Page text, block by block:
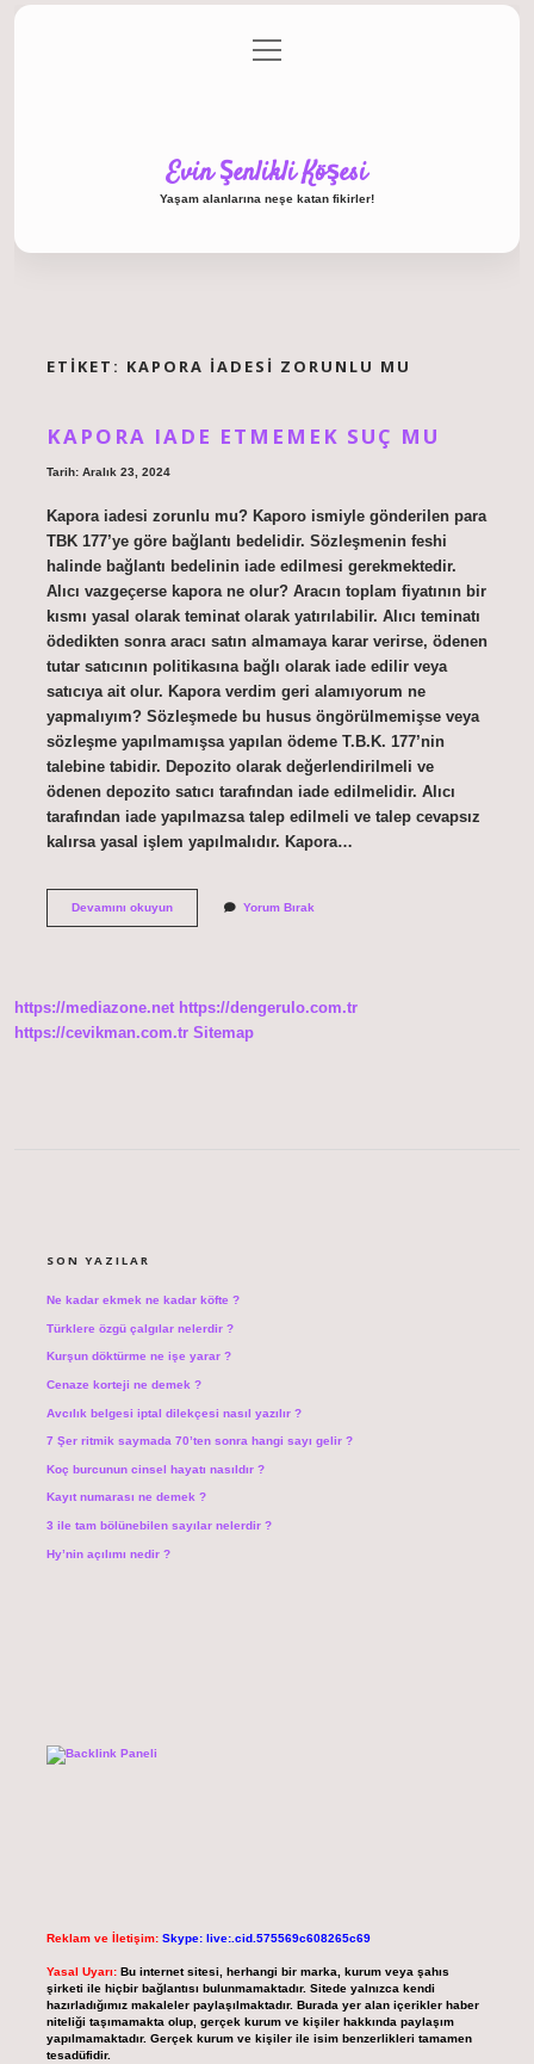
Gizlilik Politikası
menüyü
aç
Evin Şenlikli Köşesi
Yaşam alanlarına neşe katan fikirler!
ETIKET: KAPORA IADESI ZORUNLU MU
KAPORA IADE ETMEMEK SUÇ MU
Tarih: Aralık 23, 2024
Kapora iadesi zorunlu mu? Kaporo ismiyle gönderilen para
TBK 177’ye göre bağlantı bedelidir. Sözleşmenin feshi
halinde bağlantı bedelinin iade edilmesi gerekmektedir.
Alıcı vazgeçerse kapora ne olur? Aracın toplam fiyatının bir
kısmı yasal olarak teminat olarak yatırılabilir. Alıcı teminatı
ödedikten sonra aracı satın almamaya karar verirse, ödenen
tutar satıcının politikasına bağlı olarak iade edilir veya
satıcıya ait olur. Kapora verdim geri alamıyorum ne
yapmalıyım? Sözleşmede bu husus öngörülmemişse veya
sözleşme yapılmamışsa yapılan ödeme T.B.K. 177’nin
talebine tabidir. Depozito olarak değerlendirilmeli ve
ödenen depozito satıcı tarafından iade edilmelidir. Alıcı
tarafından iade yapılmazsa talep edilmeli ve talep cevapsız
kalırsa yasal işlem yapılmalıdır. Kapora…
Devamını okuyunKapora
Yorum Bırak
https://mediazone.net https://dengerulo.com.tr
https://cevikman.com.tr Sitemap
SON YAZILAR
Ne kadar ekmek ne kadar köfte ?
Türklere özgü çalgılar nelerdir ?
Kurşun döktürme ne işe yarar ?
Cenaze korteji ne demek ?
Avcılık belgesi iptal dilekçesi nasıl yazılır ?
7 Şer ritmik saymada 70’ten sonra hangi sayı gelir ?
Koç burcunun cinsel hayatı nasıldır ?
Kayıt numarası ne demek ?
3 ile tam bölünebilen sayılar nelerdir ?
Hy’nin açılımı nedir ?
Reklam ve İletişim: Skype: live:.cid.575569c608265c69
Yasal Uyarı: Bu internet sitesi, herhangi bir marka, kurum veya şahıs
şirketi ile hiçbir bağlantısı bulunmamaktadır. Sitede yalnızca kendi
hazırladığımız makaleler paylaşılmaktadır. Burada yer alan içerikler haber
niteliği taşımamakta olup, gerçek kurum ve kişiler hakkında paylaşım
yapılmamaktadır. Gerçek kurum ve kişiler ile isim benzerlikleri tamamen
tesadüfidir.